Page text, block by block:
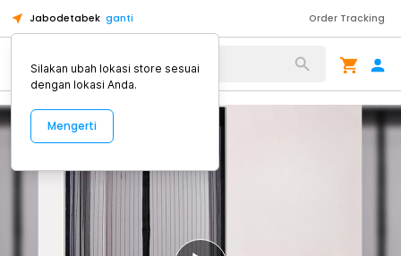
Jabodetabek ganti Order Tracking
Alat Kopi
Silakan ubah lokasi store sesuai
dengan lokasi Anda.
Mengerti